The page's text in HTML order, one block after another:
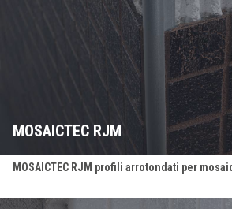
MOSAICTEC RJM
MOSAICTEC RJM profili arrotondati per